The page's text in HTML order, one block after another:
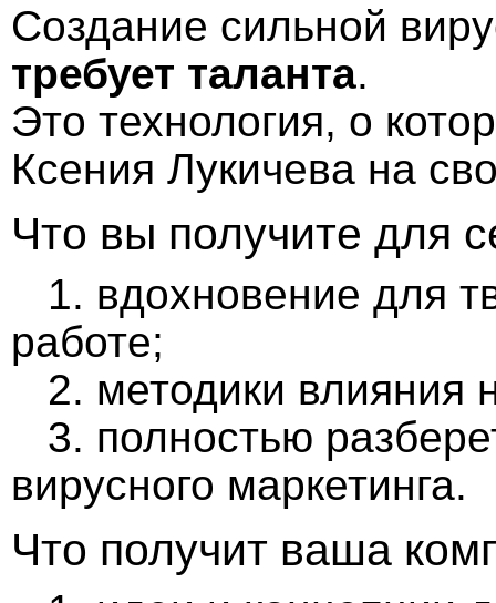
Создание сильной
требует таланта.
Это технология, о
Ксения Лукичева на
Что вы получите для
1. вдохновение для
работе;
2. методики влияния
3. полностью
вирусного маркетинга.
Что получит ваша